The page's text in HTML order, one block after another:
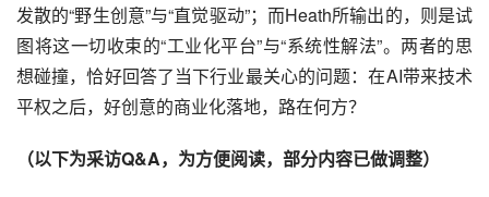
发散的“野生创意”与“直觉驱动”；而Heath所输出的，则是试
图将这一切收束的“工业化平台”与“系统性解法”。两者的思
想碰撞，恰好回答了当下行业最关心的问题：在AI带来技术
平权之后，好创意的商业化落地，路在何方？
（以下为采访Q&A，为方便阅读，部分内容已做调整）